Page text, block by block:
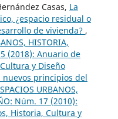
Casas, La
¿espacio residual o
de vivienda? ,
HISTORIA,
(2018): Anuario de
y Diseño
nuevos principios del
URBANOS,
Núm. 17 (2010):
Historia, Cultura y